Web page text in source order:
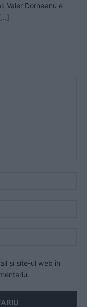
Valer Dorneanu e
și site-ul web în